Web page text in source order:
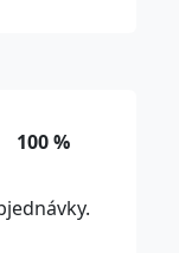
100 %